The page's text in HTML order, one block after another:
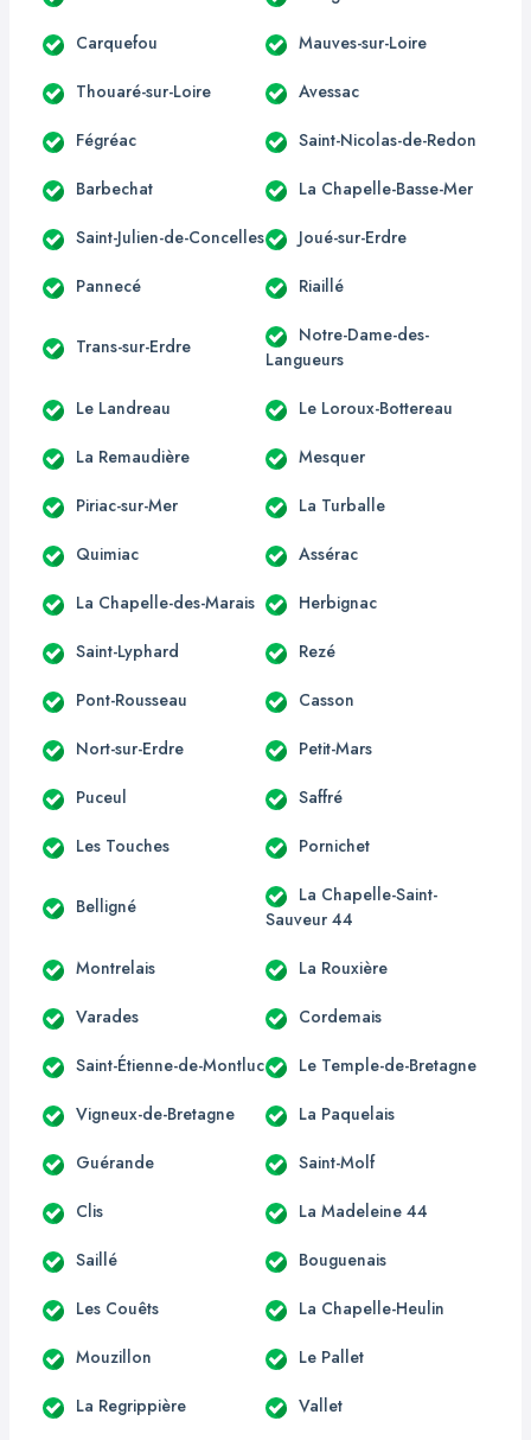
Carquefou Mauves-sur-Loire
Thouaré-sur-Loire Avessac
Fégréac Saint-Nicolas-de-Redon
Barbechat La Chapelle-Basse-Mer
Saint-Julien-de-Concelles Joué-sur-Erdre
Pannecé Riaillé
Trans-sur-Erdre
Notre-Dame-des-
Langueurs
Le Landreau Le Loroux-Bottereau
La Remaudière Mesquer
Piriac-sur-Mer La Turballe
Quimiac Assérac
La Chapelle-des-Marais Herbignac
Saint-Lyphard Rezé
Pont-Rousseau Casson
Nort-sur-Erdre Petit-Mars
Puceul Saffré
Les Touches Pornichet
Belligné
La Chapelle-Saint-
Sauveur 44
Montrelais La Rouxière
Varades Cordemais
Saint-Étienne-de-Montluc Le Temple-de-Bretagne
Vigneux-de-Bretagne La Paquelais
Guérande Saint-Molf
Clis La Madeleine 44
Saillé Bouguenais
Les Couêts La Chapelle-Heulin
Mouzillon Le Pallet
La Regrippière Vallet